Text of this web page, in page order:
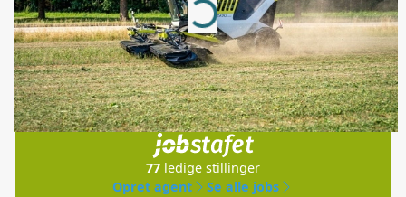
Loading...
Jobs
i samarbejde med
77 ledige stillinger
Opret agent
Se alle jobs